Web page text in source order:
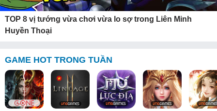
TOP 8 vị tướng vừa chơi vừa lo sợ trong Liên Minh
Huyền Thoại
GAME HOT TRONG TUẦN